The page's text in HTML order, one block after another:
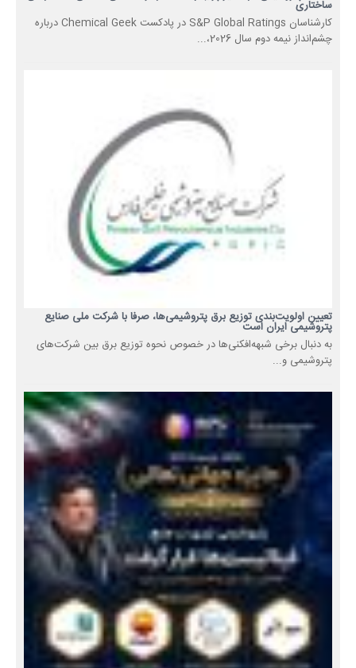
ساختاری
کارشناسان S&P Global Ratings در پادکست Chemical Geek درباره
چشم‌انداز نیمه دوم سال 2026،...
تعیین اولویت‌بندی توزیع برق پتروشیمی‌ها، صرفا با شرکت ملی صنایع
پتروشیمی ایران است
به دنبال برخی شبهه‌افکنی‌ها در خصوص نحوه توزیع برق بین شرکت‌های
پتروشیمی و...